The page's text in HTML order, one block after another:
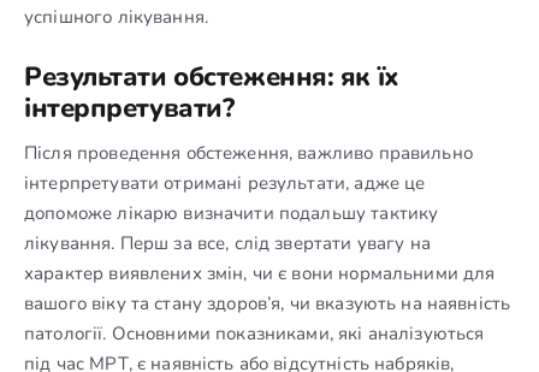
успішного лікування.
Результати обстеження: як їх
інтерпретувати?
Після проведення обстеження, важливо правильно
інтерпретувати отримані результати, адже це
допоможе лікарю визначити подальшу тактику
лікування. Перш за все, слід звертати увагу на
характер виявлених змін, чи є вони нормальними для
вашого віку та стану здоров’я, чи вказують на наявність
патології. Основними показниками, які аналізуються
під час МРТ, є наявність або відсутність набряків,